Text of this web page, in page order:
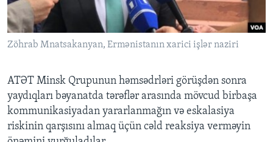
Zöhrab Mnatsakanyan, Ermənistanın xarici işlər naziri
ATƏT Minsk Qrupunun həmsədrləri görüşdən sonra
yaydıqları bəyanatda tərəflər arasında mövcud birbaşa
kommunikasiyadan yararlanmağın və eskalasiya
riskinin qarşısını almaq üçün cəld reaksiya verməyin